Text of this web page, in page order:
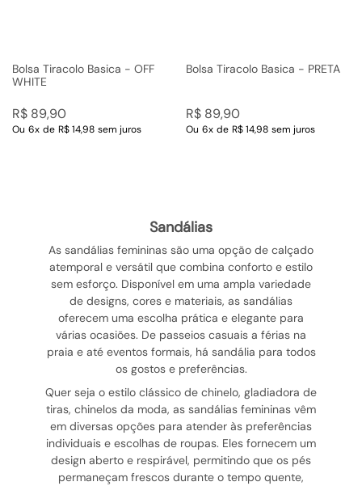
Bolsa Tiracolo Basica - OFF
WHITE
R$ 89,90
Ou 6x de R$ 14,98 sem juros
Bolsa Tiracolo Basica - PRETA
R$ 89,90
Ou 6x de R$ 14,98 sem juros
sandálias
As sandálias femininas são uma opção de calçado
atemporal e versátil que combina conforto e estilo
sem esforço. Disponível em uma ampla variedade
de designs, cores e materiais, as sandálias
oferecem uma escolha prática e elegante para
várias ocasiões. De passeios casuais a férias na
praia e até eventos formais, há sandália para todos
os gostos e preferências.
Quer seja o estilo clássico de chinelo, gladiadora de
tiras, chinelos da moda, as sandálias femininas vêm
em diversas opções para atender às preferências
individuais e escolhas de roupas. Eles fornecem um
design aberto e respirável, permitindo que os pés
permaneçam frescos durante o tempo quente,